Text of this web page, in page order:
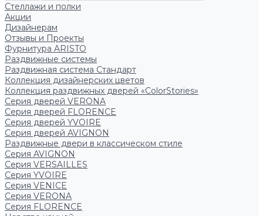
Стеллажи и полки
Акции
Дизайнерам
Отзывы и Проекты
Фурнитура ARISTO
Раздвижные системы
Раздвижная система Стандарт
Коллекция дизайнерских цветов
Коллекция раздвижных дверей «ColorStories»
Серия дверей VERONA
Серия дверей FLORENCE
Серия дверей YVOIRE
Серия дверей AVIGNON
Раздвижные двери в классическом стиле
Серия AVIGNON
Серия VERSAILLES
Серия YVOIRE
Серия VENICE
Серия VERONA
Серия FLORENCE